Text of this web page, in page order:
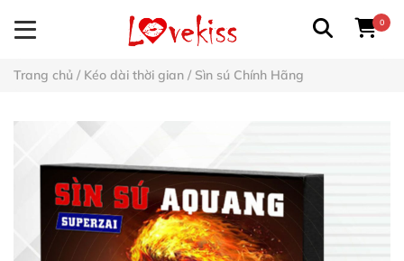
0
Trang chủ / Kéo dài thời gian / Sìn sú Chính Hãng